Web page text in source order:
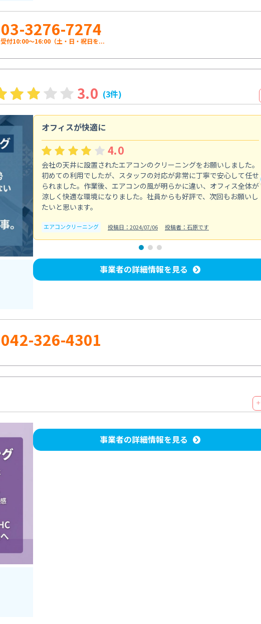
03-3276-7274
受付10:00〜16:00（土・日・祝日を...
3.0 (3件)
オフィスが快適に
4.0
会社の天井に設置されたエアコンのクリーニングをお願いしました。
初めての利用でしたが、スタッフの対応が非常に丁寧で安心して任せ
られました。作業後、エアコンの風が明らかに違い、オフィス全体が
涼しく快適な環境になりました。社員からも好評で、次回もお願いし
たいと思います。
エアコンクリーニング 投稿日：2024/07/06 投稿者：石原です
事業者の詳細情報を見る
042-326-4301
＋
事業者の詳細情報を見る